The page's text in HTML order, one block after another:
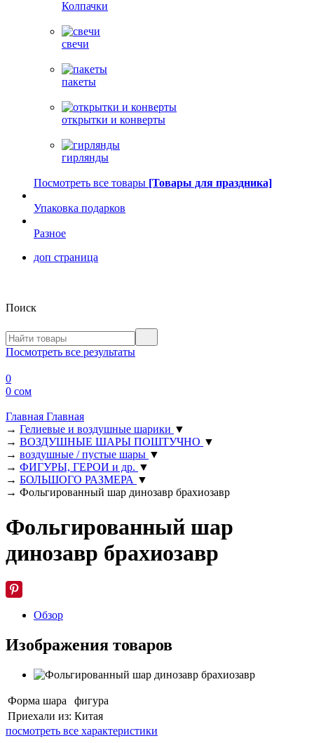
Колпачки
свечи
пакеты
открытки и конверты
гирлянды
Посмотреть все товары [Товары для праздника]
Упаковка подарков
Разное
доп страница
Поиск
Посмотреть все результаты
0
0 сом
Главная Главная
→ Гелиевые и воздушные шарики ▼
→ ВОЗДУШНЫЕ ШАРЫ ПОШТУЧНО ▼
→ воздушные / пустые шары ▼
→ ФИГУРЫ, ГЕРОИ и др. ▼
→ БОЛЬШОГО РАЗМЕРА ▼
→ Фольгированный шар динозавр брахиозавр
Фольгированный шар
динозавр брахиозавр
Обзор
Изображения товаров
Форма шара
фигура
Приехали из: Китая
посмотреть все характеристики